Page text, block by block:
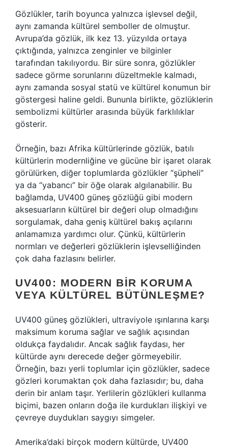
Gözlükler, tarih boyunca yalnızca işlevsel değil,
aynı zamanda kültürel semboller de olmuştur.
Avrupa’da gözlük, ilk kez 13. yüzyılda ortaya
çıktığında, yalnızca zenginler ve bilginler
tarafından takılıyordu. Bir süre sonra, gözlükler
sadece görme sorunlarını düzeltmekle kalmadı,
aynı zamanda sosyal statü ve kültürel konumun bir
göstergesi haline geldi. Bununla birlikte, gözlüklerin
sembolizmi kültürler arasında büyük farklılıklar
gösterir.
Örneğin, bazı Afrika kültürlerinde gözlük, batılı
kültürlerin modernliğine ve gücüne bir işaret olarak
görülürken, diğer toplumlarda gözlükler “şüpheli”
ya da “yabancı” bir öğe olarak algılanabilir. Bu
bağlamda, UV400 güneş gözlüğü gibi modern
aksesuarların kültürel bir değeri olup olmadığını
sorgulamak, daha geniş kültürel bakış açılarını
anlamamıza yardımcı olur. Çünkü, kültürlerin
normları ve değerleri gözlüklerin işlevselliğinden
çok daha fazlasını belirler.
UV400: MODERN BIR KORUMA
VEYA KÜLTÜREL BÜTÜNLEŞME?
UV400 güneş gözlükleri, ultraviyole ışınlarına karşı
maksimum koruma sağlar ve sağlık açısından
oldukça faydalıdır. Ancak sağlık faydası, her
kültürde aynı derecede değer görmeyebilir.
Örneğin, bazı yerli toplumlar için gözlükler, sadece
gözleri korumaktan çok daha fazlasıdır; bu, daha
derin bir anlam taşır. Yerlilerin gözlükleri kullanma
biçimi, bazen onların doğa ile kurdukları ilişkiyi ve
çevreye duydukları saygıyı simgeler.
Amerika’daki birçok modern kültürde, UV400